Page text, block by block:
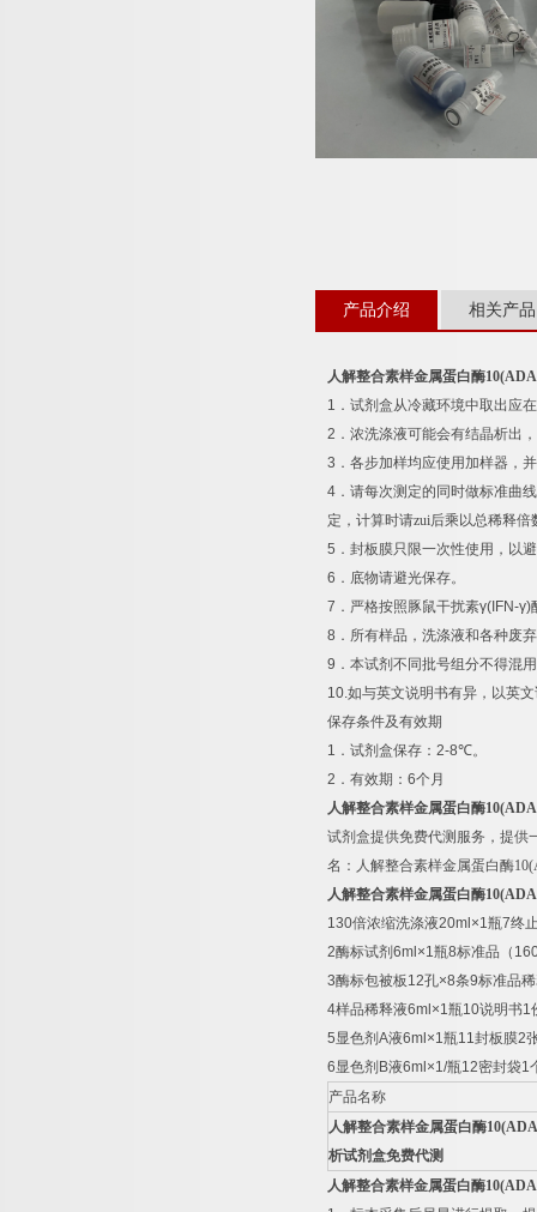
产品介绍 相关产品
人解整合素样金属蛋白酶
1 ．试剂盒从冷藏环境中取出应
2 ．浓洗涤液可能会有结晶析出
3 ．各步加样均应使用加样器，
4 ．请每次测定的同时做标准曲
定，计算时请zui后乘以总稀释倍
5 ．封板膜只限一次性使用，以
6 ．底物请避光保存。
7 ．严格按照豚鼠干扰素γ(IFN-γ)
8 ．所有样品，洗涤液和各种废
9 ．本试剂不同批号组分不得混
10.如与英文说明书有异，以英
保存条件及有效期
1 ．试剂盒保存： 2-8℃。
2 ．有效期： 6个月
人解整合素样金属蛋白酶
试剂盒提供免费代测服务，提供
名： 人解整合素样金属蛋白酶
人解整合素样金属蛋白酶
130倍浓缩洗涤液20ml×1瓶7终
2酶标试剂 6ml×1瓶8标准品（
3酶标包被板12孔×8条9标准品
4样品稀释液6ml×1瓶10说明书1
5显色剂 A液6ml×1瓶11封板膜2
6显色剂 B液6ml×1/瓶12密封袋1
产品名称
人解整合素样金属蛋白酶
析试剂盒免费代测
人解整合素样金属蛋白酶